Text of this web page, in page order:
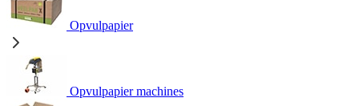
Opvulpapier
Opvulpapier machines